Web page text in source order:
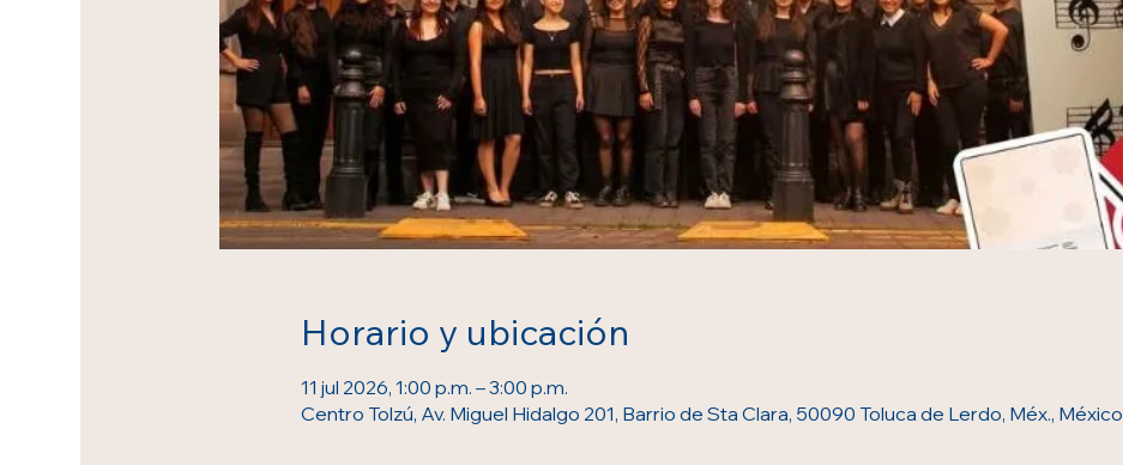
Horario y ubicación
11 jul 2026, 1:00 p.m. – 3:00 p.m.
Centro Tolzú, Av. Miguel Hidalgo 201, Barrio de Sta Clara, 50090 Toluca de Lerdo, Méx., México